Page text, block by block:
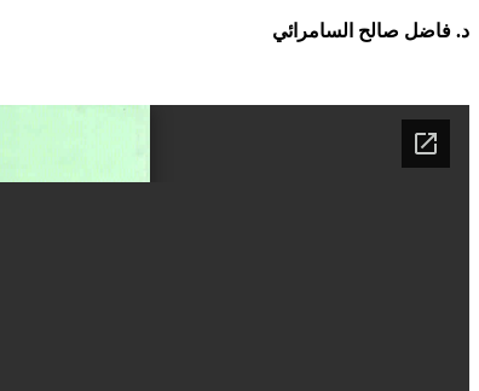
د. فاضل صالح السامرائي